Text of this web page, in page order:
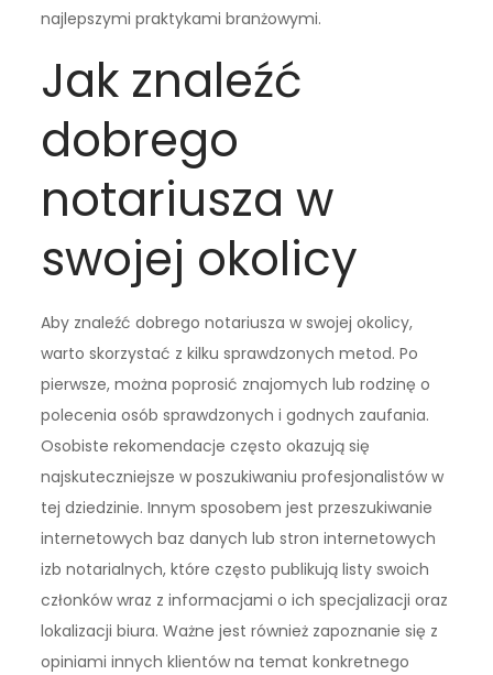
najlepszymi praktykami branżowymi.
Jak znaleźć
dobrego
notariusza w
swojej okolicy
Aby znaleźć dobrego notariusza w swojej okolicy,
warto skorzystać z kilku sprawdzonych metod. Po
pierwsze, można poprosić znajomych lub rodzinę o
polecenia osób sprawdzonych i godnych zaufania.
Osobiste rekomendacje często okazują się
najskuteczniejsze w poszukiwaniu profesjonalistów w
tej dziedzinie. Innym sposobem jest przeszukiwanie
internetowych baz danych lub stron internetowych
izb notarialnych, które często publikują listy swoich
członków wraz z informacjami o ich specjalizacji oraz
lokalizacji biura. Ważne jest również zapoznanie się z
opiniami innych klientów na temat konkretnego